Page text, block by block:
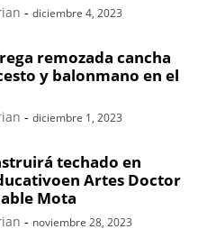
- diciembre 4, 2023
remozada cancha
y balonmano en el
- diciembre 1, 2023
techado en
Artes Doctor
Mota
- noviembre 28, 2023